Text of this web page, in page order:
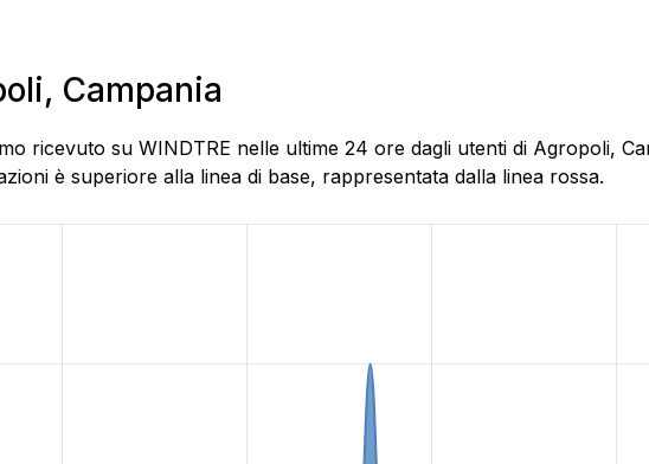
Campania
ricevuto su WINDTRE nelle ultime 24 ore dagli utenti di Agropoli,
è superiore alla linea di base, rappresentata dalla linea rossa.